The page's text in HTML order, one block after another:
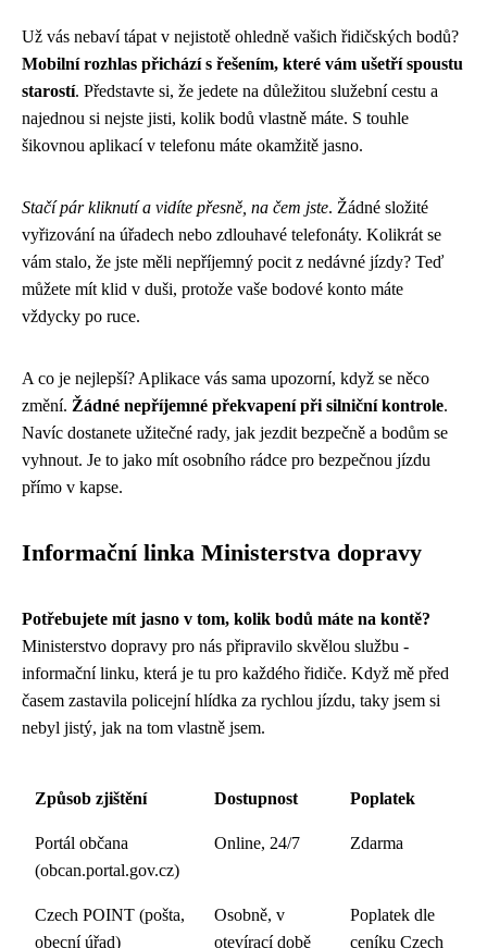
Už vás nebaví tápat v nejistotě ohledně vašich řidičských bodů?
Mobilní rozhlas přichází s řešením, které vám ušetří spoustu
starostí. Představte si, že jedete na důležitou služební cestu a
najednou si nejste jisti, kolik bodů vlastně máte. S touhle
šikovnou aplikací v telefonu máte okamžitě jasno.
Stačí pár kliknutí a vidíte přesně, na čem jste. Žádné složité
vyřizování na úřadech nebo zdlouhavé telefonáty. Kolikrát se
vám stalo, že jste měli nepříjemný pocit z nedávné jízdy? Teď
můžete mít klid v duši, protože vaše bodové konto máte
vždycky po ruce.
A co je nejlepší? Aplikace vás sama upozorní, když se něco
změní. Žádné nepříjemné překvapení při silniční kontrole.
Navíc dostanete užitečné rady, jak jezdit bezpečně a bodům se
vyhnout. Je to jako mít osobního rádce pro bezpečnou jízdu
přímo v kapse.
Informační linka Ministerstva dopravy
Potřebujete mít jasno v tom, kolik bodů máte na kontě?
Ministerstvo dopravy pro nás připravilo skvělou službu -
informační linku, která je tu pro každého řidiče. Když mě před
časem zastavila policejní hlídka za rychlou jízdu, taky jsem si
nebyl jistý, jak na tom vlastně jsem.
Způsob zjištění Dostupnost Poplatek
Portál občana
(obcan.portal.gov.cz)
Online, 24/7 Zdarma
Czech POINT (pošta,
obecní úřad)
Osobně, v
otevírací době
Poplatek dle
ceníku Czech